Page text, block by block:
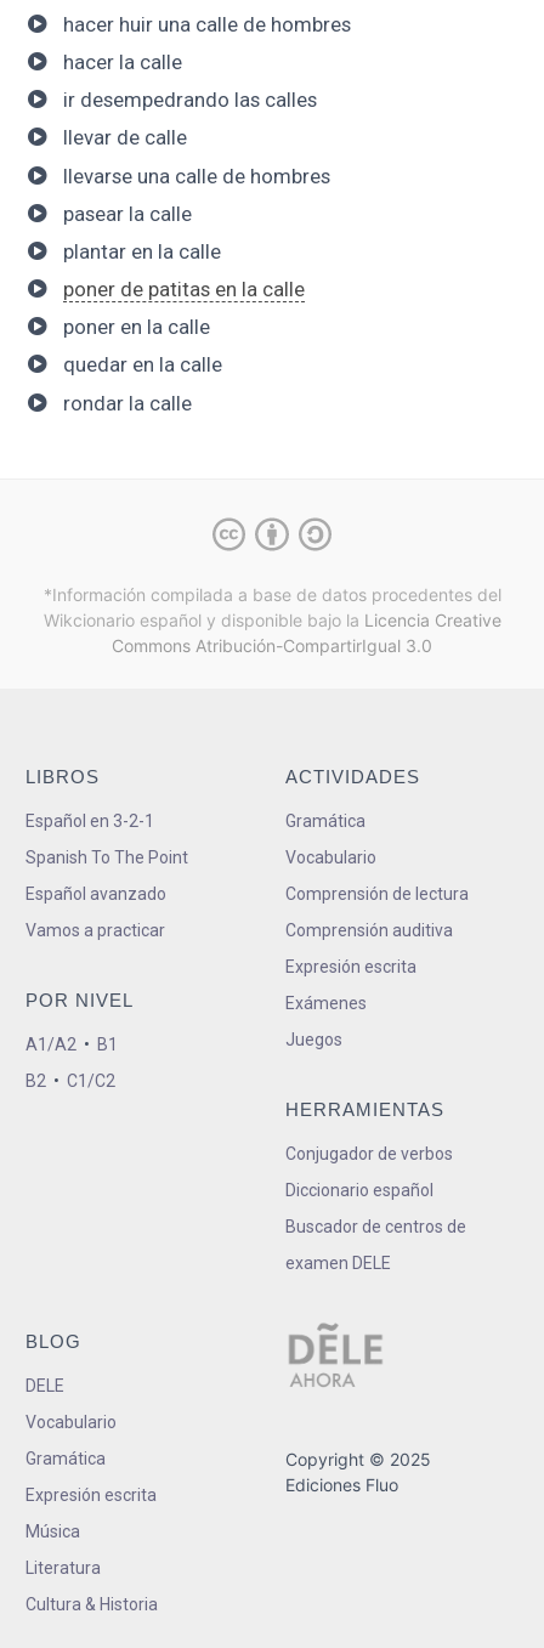
hacer huir una calle de hombres
hacer la calle
ir desempedrando las calles
llevar de calle
llevarse una calle de hombres
pasear la calle
plantar en la calle
poner de patitas en la calle
poner en la calle
quedar en la calle
rondar la calle
*Información compilada a base de datos procedentes del
Wikcionario español y disponible bajo la Licencia Creative
Commons Atribución-CompartirIgual 3.0
LIBROS
Español en 3-2-1
Spanish To The Point
Español avanzado
Vamos a practicar
POR NIVEL
A1/A2 • B1
B2 • C1/C2
ACTIVIDADES
Gramática
Vocabulario
Comprensión de lectura
Comprensión auditiva
Expresión escrita
Exámenes
Juegos
HERRAMIENTAS
Conjugador de verbos
Diccionario español
Buscador de centros de
examen DELE
BLOG
DELE
Vocabulario
Gramática
Expresión escrita
Música
Literatura
Cultura & Historia
Copyright © 2025
Ediciones Fluo